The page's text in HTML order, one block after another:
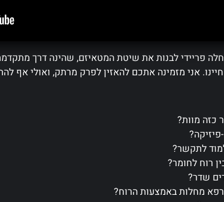
פריידי לבנות את שיטת המטאיזם, שהינה דרך
חיינו. אני מזמינה אתכם להאזין לפרק מרתק, ואולי
כזה מוות?
לתקשר?
רוח לחומר?
שדר?
מחלות באמצעות הרוח?